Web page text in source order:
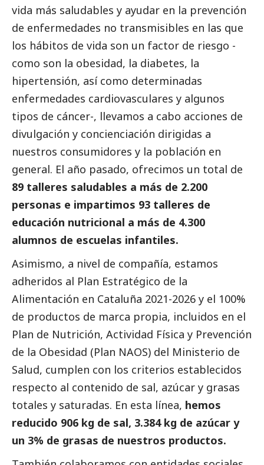
vida más saludables y ayudar en la prevención
de enfermedades no transmisibles en las que
los hábitos de vida son un factor de riesgo -
como son la obesidad, la diabetes, la
hipertensión, así como determinadas
enfermedades cardiovasculares y algunos
tipos de cáncer-, llevamos a cabo acciones de
divulgación y concienciación dirigidas a
nuestros consumidores y la población en
general. El año pasado, ofrecimos un total de
89 talleres saludables a más de 2.200
personas e impartimos 93 talleres de
educación nutricional a más de 4.300
alumnos de escuelas infantiles.
Asimismo, a nivel de compañía, estamos
adheridos al Plan Estratégico de la
Alimentación en Cataluña 2021-2026 y el 100%
de productos de marca propia, incluidos en el
Plan de Nutrición, Actividad Física y Prevención
de la Obesidad (Plan NAOS) del Ministerio de
Salud, cumplen con los criterios establecidos
respecto al contenido de sal, azúcar y grasas
totales y saturadas. En esta línea, hemos
reducido 906 kg de sal, 3.384 kg de azúcar y
un 3% de grasas de nuestros productos.